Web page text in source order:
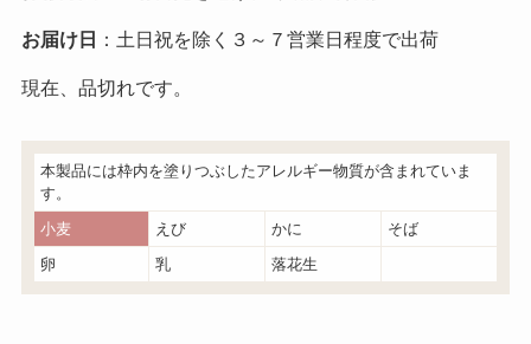
お届け日 ：土日祝を除く３～７営業日程度で出荷
現在、品切れです。
本製品には枠内を塗りつぶしたアレルギー物質が含まれていま
す。
小麦
えび かに
そば
卵
乳 落花生